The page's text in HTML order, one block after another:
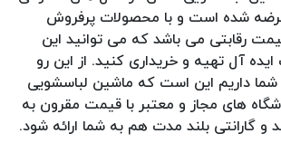
عرضه شده است و با محصولات پرفروش
رقابتی می باشد که می توانید این
آل تهیه و خریداری کنید. از این رو
داریم این است که ماشین لباسشویی
های مجاز و معتبر با قیمت مقرون به
و گارانتی بلند مدت هم به شما ارائه شود.